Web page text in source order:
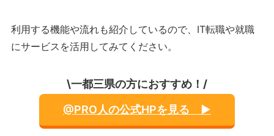
利用する機能や流れも紹介しているので、IT転職や就職
にサービスを活用してみてください。
\一都三県の方におすすめ！/
@PRO人の公式HPを見る ▶︎